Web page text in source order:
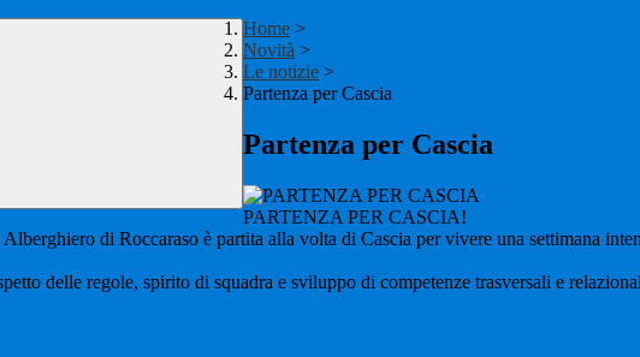
Home >
Novità >
Le notizie >
Partenza per Cascia
Partenza per Cascia
PARTENZA PER CASCIA!
di Roccaraso è partita alla volta di Cascia per vivere una settimana
delle regole, spirito di squadra e sviluppo di competenze trasversali e